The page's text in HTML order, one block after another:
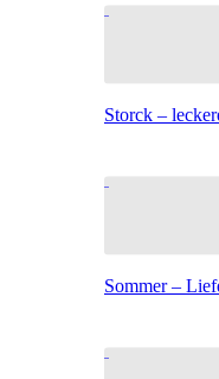
Storck –
Sommer –